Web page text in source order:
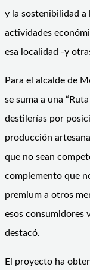
y la sostenibilidad a
actividades
esa localidad -y
Para el alcalde de
se suma a una
destilerías por
producción
que no sean
complemento que
premium a otros
esos consumidores
destacó.
El proyecto ha